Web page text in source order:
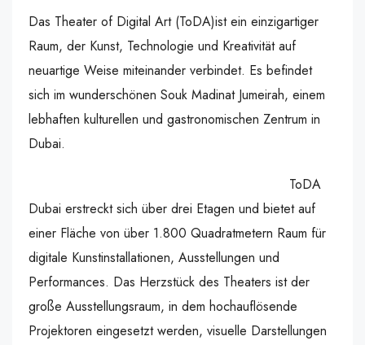
Das Theater of Digital Art (ToDA)ist ein einzigartiger
Raum, der Kunst, Technologie und Kreativität auf
neuartige Weise miteinander verbindet. Es befindet
sich im wunderschönen Souk Madinat Jumeirah, einem
lebhaften kulturellen und gastronomischen Zentrum in
Dubai.
ToDA
Dubai erstreckt sich über drei Etagen und bietet auf
einer Fläche von über 1.800 Quadratmetern Raum für
digitale Kunstinstallationen, Ausstellungen und
Performances. Das Herzstück des Theaters ist der
große Ausstellungsraum, in dem hochauflösende
Projektoren eingesetzt werden, visuelle Darstellungen